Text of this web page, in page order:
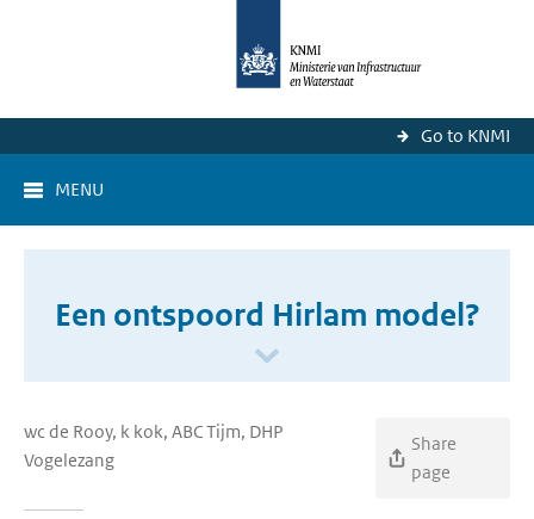
Go to KNMI
MENU
Een ontspoord Hirlam model?
wc de Rooy, k kok, ABC Tijm, DHP
Vogelezang
Share
page